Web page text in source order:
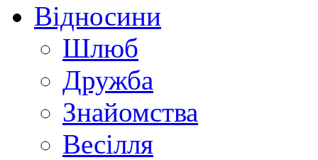
Відносини
Шлюб
Дружба
Знайомства
Весілля